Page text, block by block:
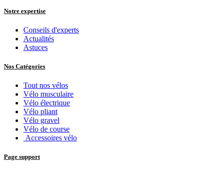
Notre expertise
Conseils d'experts
Actualités
Astuces
Nos Catégories
Tout nos vélos
Vélo musculaire
Vélo électrique
Vélo pliant
Vélo gravel
Vélo de course
Accessoires vélo
Page support